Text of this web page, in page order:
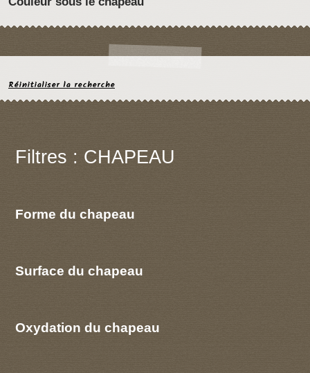
Réinitialiser la recherche
Filtres : CHAPEAU
Forme du chapeau
Surface du chapeau
Oxydation du chapeau